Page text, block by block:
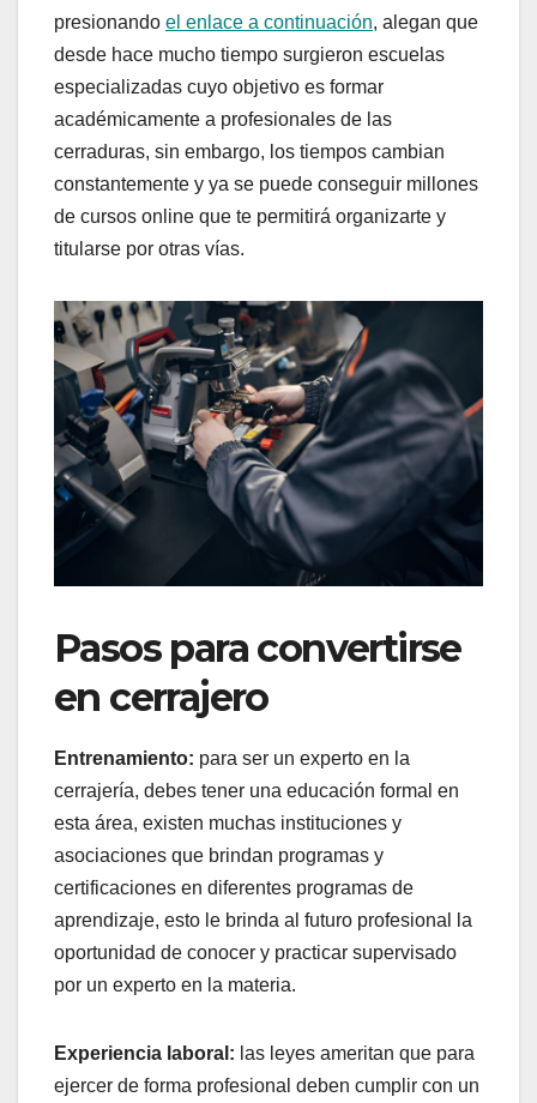
presionando el enlace a continuación, alegan que
desde hace mucho tiempo surgieron escuelas
especializadas cuyo objetivo es formar
académicamente a profesionales de las
cerraduras, sin embargo, los tiempos cambian
constantemente y ya se puede conseguir millones
de cursos online que te permitirá organizarte y
titularse por otras vías.
Pasos para convertirse
en cerrajero
Entrenamiento: para ser un experto en la
cerrajería, debes tener una educación formal en
esta área, existen muchas instituciones y
asociaciones que brindan programas y
certificaciones en diferentes programas de
aprendizaje, esto le brinda al futuro profesional la
oportunidad de conocer y practicar supervisado
por un experto en la materia.
Experiencia laboral: las leyes ameritan que para
ejercer de forma profesional deben cumplir con un